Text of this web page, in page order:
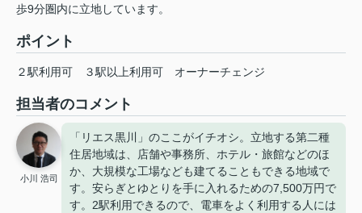
歩9分圏内に立地しています。
ポイント
２駅利用可 ３駅以上利用可 オーナーチェンジ
担当者のコメント
小川 浩司
「リエス黒川」のここがイチオシ。立地する第二種
住居地域は、店舗や事務所、ホテル・旅館などのほ
か、大規模な工場なども建てることもできる地域で
す。安らぎとゆとりを手に入れるための7,500万円で
す。2駅利用できるので、電車をよく利用する人には